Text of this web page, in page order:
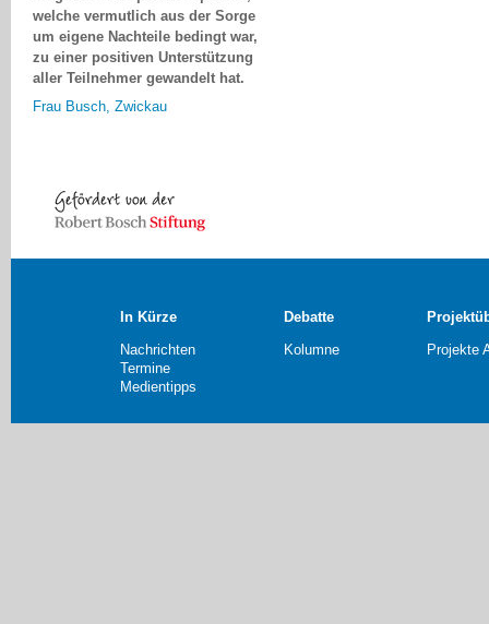
um eigene Nachteile bedingt war,
zu einer positiven Unterstützung
aller Teilnehmer gewandelt hat.
Frau Busch, Zwickau
In Kürze
Nachrichten
Termine
Medientipps
Debatte
Kolumne
Projekte